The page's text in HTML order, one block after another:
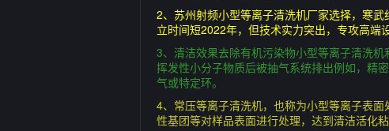
2、苏州射频小型等离子清洗机厂家选择，寒
立时间短2022年，但技术实力突出，专攻高端
3、清洁效果去除有机污染物小型等离子清洗
挥发性小分子物质后被抽气系统排出例如，精
气或特定环。
4、常压等离子清洗机，也称为小型等离子表
性基团等对样品表面进行处理，达到清洁活化